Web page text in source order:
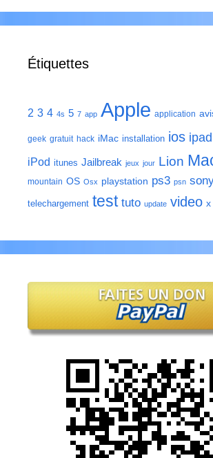
Étiquettes
2 3 4 4s 5 7 app Apple application
geek gratuit hack iMac installation ios ipad
iPod itunes Jailbreak jeux jour Lion
mountain OS Osx playstation ps3 psn
telechargement test tuto update video x